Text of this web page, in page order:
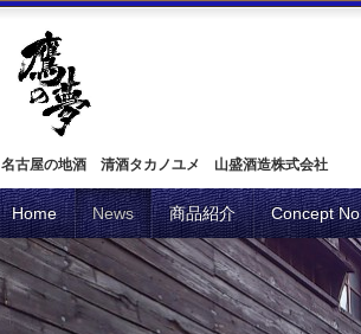
名古屋の地酒 清酒タカノユメ 山盛酒造株式会社
Home News 商品紹介 Concept No